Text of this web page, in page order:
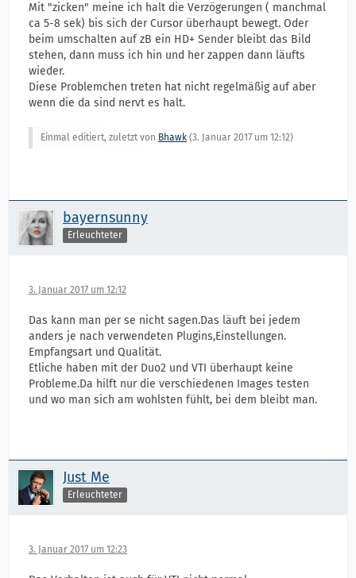
Mit "zicken" meine ich halt die Verzögerungen ( manchmal
ca 5-8 sek) bis sich der Cursor überhaupt bewegt. Oder
beim umschalten auf zB ein HD+ Sender bleibt das Bild
stehen, dann muss ich hin und her zappen dann läufts
wieder.
Diese Problemchen treten hat nicht regelmäßig auf aber
wenn die da sind nervt es halt.
Einmal editiert, zuletzt von Bhawk (3. Januar 2017 um 12:12)
bayernsunny
Erleuchteter
3. Januar 2017 um 12:12
Das kann man per se nicht sagen.Das läuft bei jedem
anders je nach verwendeten Plugins,Einstellungen.
Empfangsart und Qualität.
Etliche haben mit der Duo2 und VTI überhaupt keine
Probleme.Da hilft nur die verschiedenen Images testen
und wo man sich am wohlsten fühlt, bei dem bleibt man.
Just Me
Erleuchteter
3. Januar 2017 um 12:23